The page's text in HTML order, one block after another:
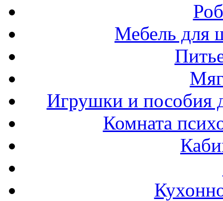
Мебель для
Игрушки и пособия
Комната